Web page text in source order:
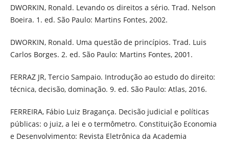
DWORKIN, Ronald. Levando os direitos a sério. Trad. Nelson
Boeira. 1. ed. São Paulo: Martins Fontes, 2002.
DWORKIN, Ronald. Uma questão de princípios. Trad. Luis
Carlos Borges. 2. ed. São Paulo: Martins Fontes, 2001.
FERRAZ JR, Tercio Sampaio. Introdução ao estudo do direito:
técnica, decisão, dominação. 9. ed. São Paulo: Atlas, 2016.
FERREIRA, Fábio Luiz Bragança. Decisão judicial e políticas
públicas: o juiz, a lei e o termômetro. Constituição Economia
e Desenvolvimento: Revista Eletrônica da Academia